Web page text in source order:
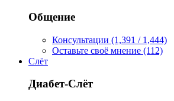
Общение
Консультации (1,391 / 1,444)
Оставьте своё мнение (112)
Слёт
Диабет-Слёт